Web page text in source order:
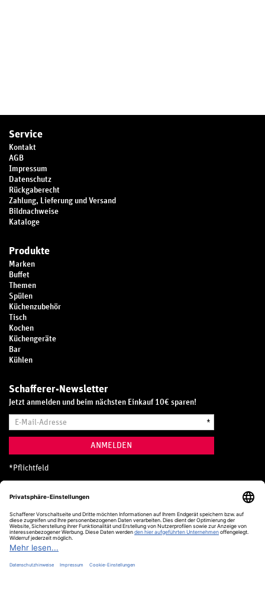
Service
Kontakt
AGB
Impressum
Datenschutz
Rückgaberecht
Zahlung, Lieferung und Versand
Bildnachweise
Kataloge
Produkte
Marken
Buffet
Themen
Spülen
Küchenzubehör
Tisch
Kochen
Küchengeräte
Bar
Kühlen
Schafferer-Newsletter
Jetzt anmelden und beim nächsten Einkauf 10€ sparen!
Mail-
*
ANMELDEN
* Pflichtfeld
Hotline
0800 20 70 300 (D)
Kostenlos aus dem deutschen Festnetz
24 Stunden / 365 Tage im Jahr